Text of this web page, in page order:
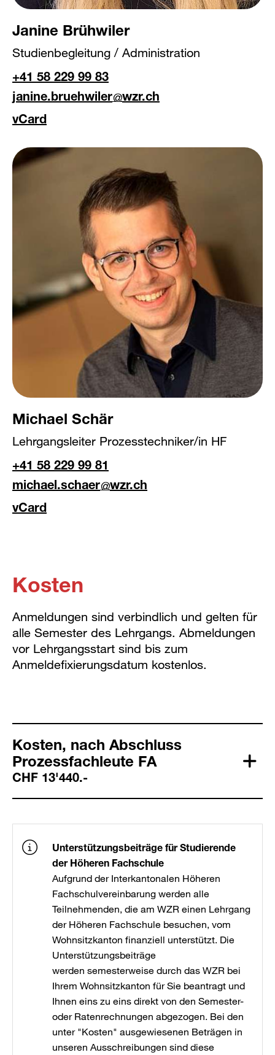
Janine Brühwiler
Studienbegleitung / Administration
+41 58 229 99 83
janine.bruehwiler
wzr.ch
vCard
Michael Schär
Lehrgangsleiter Prozesstechniker/in HF
+41 58 229 99 81
michael.schaer
wzr.ch
vCard
Kosten
Anmeldungen sind verbindlich und gelten für
alle Semester des Lehrgangs. Abmeldungen
vor Lehrgangsstart sind bis zum
Anmeldefixierungsdatum kostenlos.
Kosten, nach Abschluss
Prozessfachleute FA
CHF 13'440.-
Unterstützungsbeiträge für Studierende
der Höheren Fachschule
Aufgrund der Interkantonalen Höheren
Fachschulvereinbarung werden alle
Teilnehmenden, die am WZR einen Lehrgang
der Höheren Fachschule besuchen, vom
Wohnsitzkanton finanziell unterstützt. Die
Unterstützungsbeiträge
werden semesterweise durch das WZR bei
Ihrem Wohnsitzkanton für Sie beantragt und
Ihnen eins zu eins direkt von den Semester-
oder Ratenrechnungen abgezogen. Bei den
unter "Kosten" ausgewiesenen Beträgen in
unseren Ausschreibungen sind diese